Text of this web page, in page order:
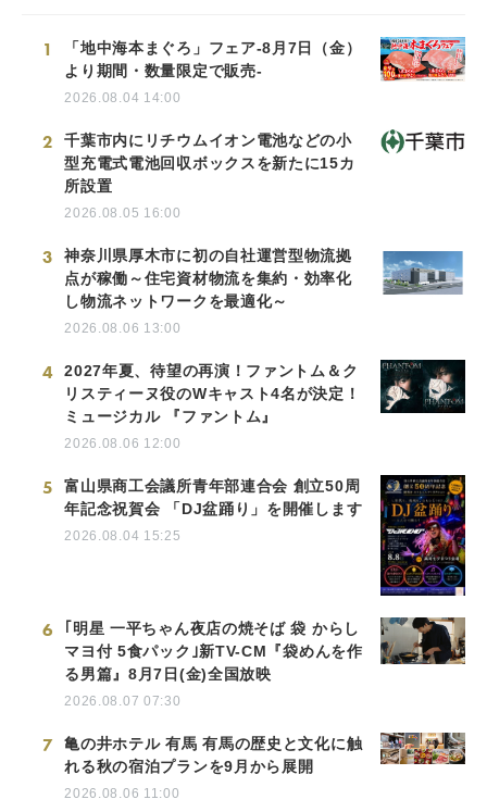
1
「地中海本まぐろ」フェア-8月7日（金）
より期間・数量限定で販売-
2026.08.04 14:00
2
千葉市内にリチウムイオン電池などの小
型充電式電池回収ボックスを新たに15カ
所設置
2026.08.05 16:00
3
神奈川県厚木市に初の自社運営型物流拠
点が稼働～住宅資材物流を集約・効率化
し物流ネットワークを最適化～
2026.08.06 13:00
4
2027年夏、待望の再演！ファントム＆ク
リスティーヌ役のWキャスト4名が決定！
ミュージカル 『ファントム』
2026.08.06 12:00
5
富山県商工会議所青年部連合会 創立50周
年記念祝賀会 「DJ盆踊り」を開催します
2026.08.04 15:25
6
｢明星 一平ちゃん夜店の焼そば 袋 からし
マヨ付 5食パック｣新TV-CM『袋めんを作
る男篇』8月7日(金)全国放映
2026.08.07 07:30
7
亀の井ホテル 有馬 有馬の歴史と文化に触
れる秋の宿泊プランを9月から展開
2026.08.06 11:00